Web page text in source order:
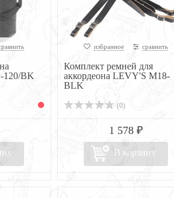
120/BK
избранное сравнить
Комплект ремней для
аккордеона LEVY'S M18-
BLK
(0)
1 578 ₽
В корзину